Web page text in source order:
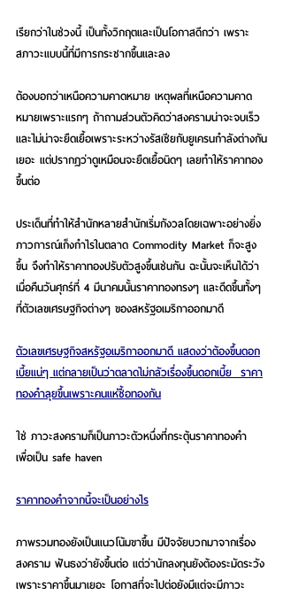
เรียกว่าในช่วงนี้ เป็นทั้งวิกฤตและเป็นโอกาสดีกว่า เพราะ
สภาวะแบบนี้ที่มีการกระชากขึ้นและลง
ต้องบอกว่าเหนือความคาดหมาย เหตุผลที่เหนือความคาด
หมายเพราะแรกๆ ถ้าถามส่วนตัวคิดว่าสงครามน่าจะจบเร็ว
และไม่น่าจะยืดเยื้อเพราะระหว่างรัสเซียกับยูเครนกำลังต่างกัน
เยอะ แต่ปรากฏว่าดูเหมือนจะยืดเยื้อนิดๆ เลยทำให้ราคาทอง
ขึ้นต่อ
ประเด็นที่ทำให้สำนักหลายสำนักเริ่มกังวลโดยเฉพาะอย่างยิ่ง
ภาวการณ์เก็งกำไรในตลาด Commodity Market ก็จะสูง
ขึ้น จึงทำให้ราคาทองปรับตัวสูงขึ้นเช่นกัน ฉะนั้นจะเห็นได้ว่า
เมื่อคืนวันศุกร์ที่ 4 มีนาคมนั้นราคาทองทรงๆ และดีดขึ้นทั้งๆ
ที่ตัวเลขเศรษฐกิจต่างๆ ของสหรัฐอเมริกาออกมาดี
ตัวเลขเศรษฐกิจสหรัฐอเมริกาออกมาดี แสดงว่าต้องขึ้นดอก
เบี้ยแน่ๆ แต่กลายเป็นว่าตลาดไม่กลัวเรื่องขึ้นดอกเบี้ย  ราคา
ทองคำลุยขึ้นเพราะคนแห่ซื้อทองกัน
ใช่ ภาวะสงครามก็เป็นภาวะตัวหนึ่งที่กระตุ้นราคาทองคำ
เพื่อเป็น safe haven
ราคาทองคำจากนี้จะเป็นอย่างไร
ภาพรวมทองยังเป็นแนวโน้มขาขึ้น มีปัจจัยบวกมาจากเรื่อง
สงคราม ฟันธงว่ายังขึ้นต่อ แต่ว่านักลงทุนยังต้องระมัดระวัง
เพราะราคาขึ้นมาเยอะ โอกาสที่จะไปต่อยังมีแต่จะมีภาวะ